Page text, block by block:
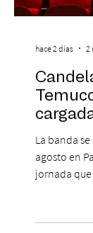
La banda
agosto en
jornada
agosto, el
hace 2 días 2